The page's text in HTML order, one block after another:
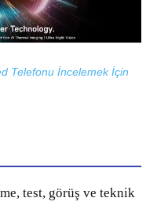
Telefonu İncelemek İçin
test, görüş ve teknik